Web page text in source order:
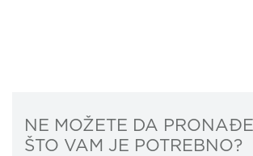
NE MOŽETE DA
ŠTO VAM JE POTREBNO?